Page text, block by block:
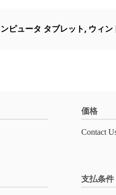
ピュータ タブレット , ウィン
価格
Contact
支払条件